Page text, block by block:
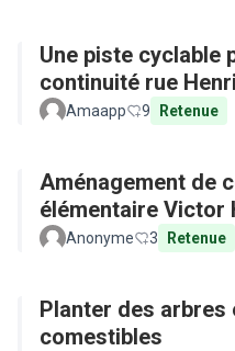
Une piste cyclable
continuité rue
Amaapp 9 Retenue
Aménagement de
élémentaire Victor
Anonyme 3 Retenue
Planter des arbres
comestibles